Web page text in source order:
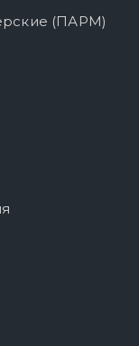
(ПАРМ)